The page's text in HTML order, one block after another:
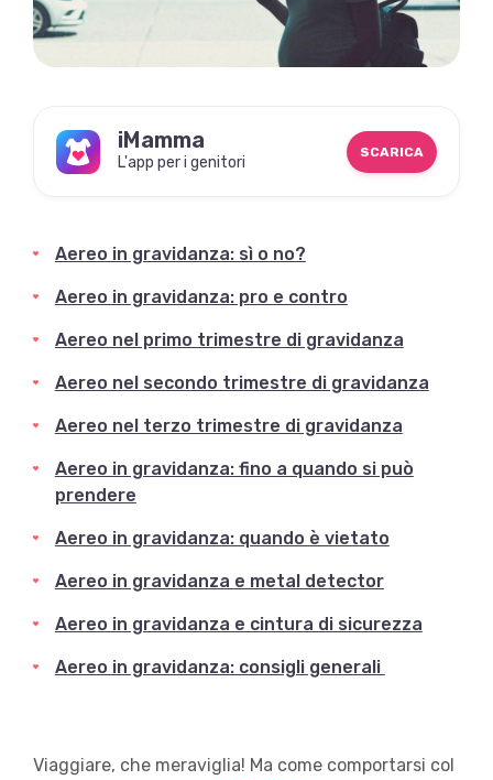
iMamma
L'app per i genitori
SCARICA
Aereo in gravidanza: sì o no?
Aereo in gravidanza: pro e contro
Aereo nel primo trimestre di gravidanza
Aereo nel secondo trimestre di gravidanza
Aereo nel terzo trimestre di gravidanza
Aereo in gravidanza: fino a quando si può
prendere
Aereo in gravidanza: quando è vietato
Aereo in gravidanza e metal detector
Aereo in gravidanza e cintura di sicurezza
Aereo in gravidanza: consigli generali
Viaggiare, che meraviglia! Ma come comportarsi col